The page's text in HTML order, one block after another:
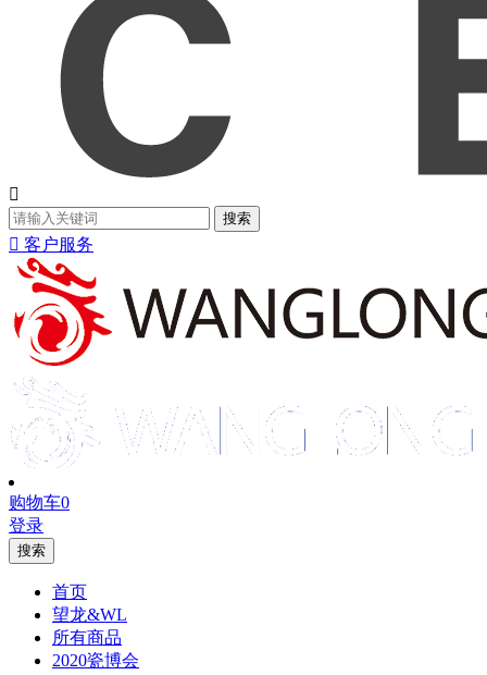

搜索
 客户服务
购物车0
登录
搜索
首页
望龙&WL
所有商品
2020瓷博会